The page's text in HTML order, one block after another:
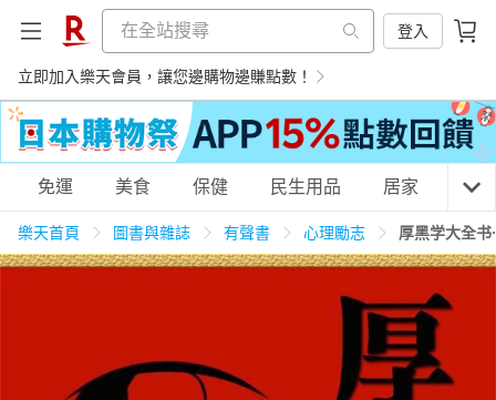
登入
立即加入樂天會員，讓您邊購物邊賺點數！
購物網分類
民生用品
居家生活 3C家電 運動休閒 親子玩具
免運 美食 保健 民生用品 居家 3C
樂天首頁 圖書與雜誌 有聲書 心理勵志 厚黑学大全书